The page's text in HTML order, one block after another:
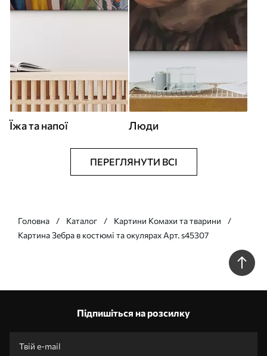
Їжа та напої Люди
ПЕРЕГЛЯНУТИ ВСІ
Головна Каталог
Картини Комахи та тварини
Картина Зебра в костюмі та окулярах Арт. s45307
Підпишіться на розсилку